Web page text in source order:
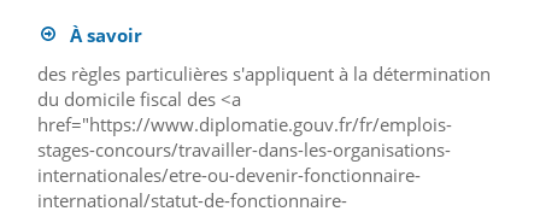
À savoir
des règles particulières s'appliquent à la détermination
du domicile fiscal des <a
href="https://www.diplomatie.gouv.fr/fr/emplois-
stages-concours/travailler-dans-les-organisations-
internationales/etre-ou-devenir-fonctionnaire-
international/statut-de-fonctionnaire-